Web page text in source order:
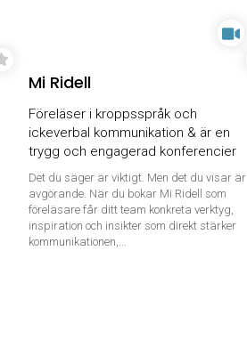
Mi Ridell
Föreläser i kroppsspråk och
ickeverbal kommunikation & är en
trygg och engagerad konferencier
Det du säger är viktigt. Men det du visar är
avgörande. När du bokar Mi Ridell som
föreläsare får ditt team konkreta verktyg,
inspiration och insikter som direkt stärker
kommunikationen,...